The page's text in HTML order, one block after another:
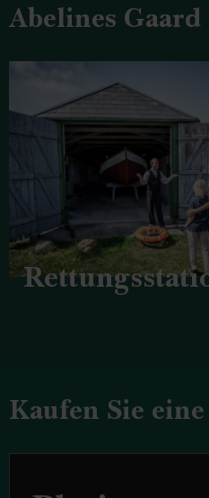
Abelines Gaard
Kaufen Sie